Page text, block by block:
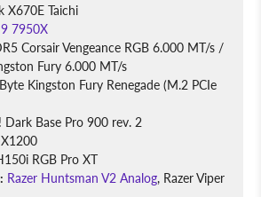
X670E Taichi
7950X
Corsair Vengeance RGB 6.000 MT/s /
Fury 6.000 MT/s
Kingston Fury Renegade (M.2 PCIe
Dark Base Pro 900 rev. 2
RGB Pro XT
Razer Huntsman V2 Analog, Razer Viper